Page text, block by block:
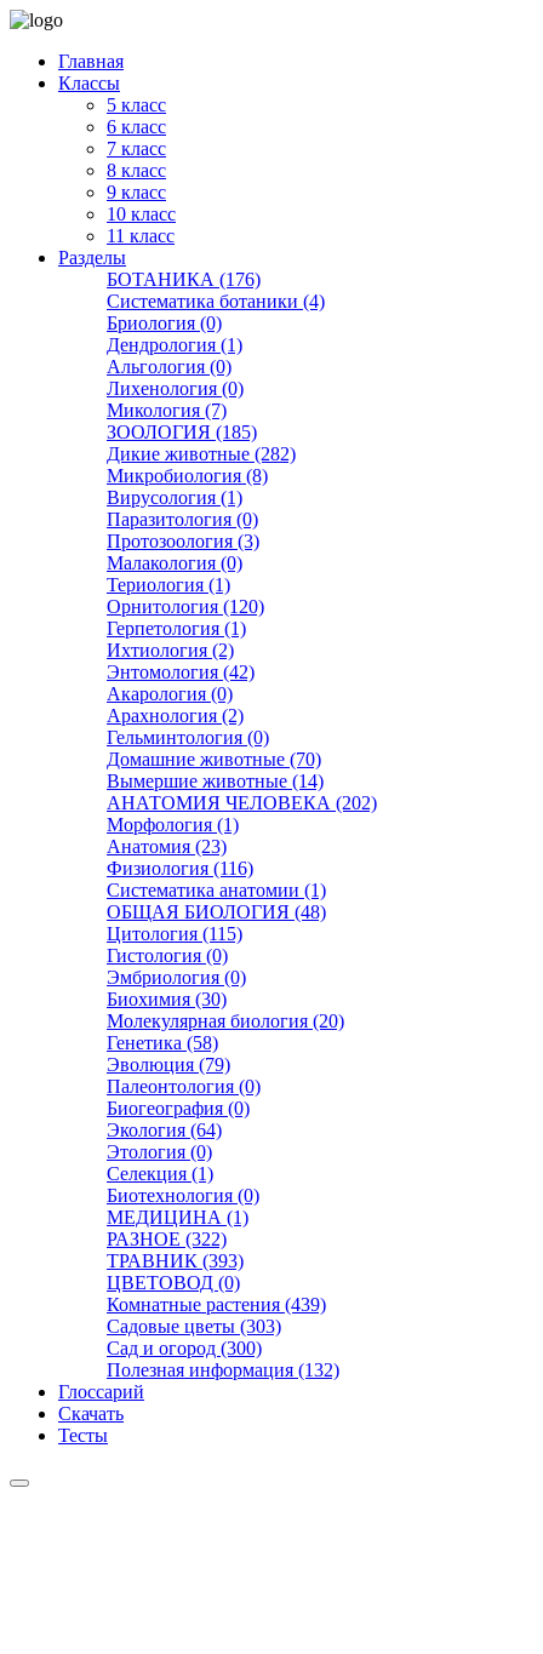
Главная
Классы
5 класс
6 класс
7 класс
8 класс
9 класс
10 класс
11 класс
Разделы
БОТАНИКА (176)
Систематика ботаники (4)
Бриология (0)
Дендрология (1)
Альгология (0)
Лихенология (0)
Микология (7)
ЗООЛОГИЯ (185)
Дикие животные (282)
Микробиология (8)
Вирусология (1)
Паразитология (0)
Протозоология (3)
Малакология (0)
Териология (1)
Орнитология (120)
Герпетология (1)
Ихтиология (2)
Энтомология (42)
Акарология (0)
Арахнология (2)
Гельминтология (0)
Домашние животные (70)
Вымершие животные (14)
АНАТОМИЯ ЧЕЛОВЕКА (202)
Морфология (1)
Анатомия (23)
Физиология (116)
Систематика анатомии (1)
ОБЩАЯ БИОЛОГИЯ (48)
Цитология (115)
Гистология (0)
Эмбриология (0)
Биохимия (30)
Молекулярная биология (20)
Генетика (58)
Эволюция (79)
Палеонтология (0)
Биогеография (0)
Экология (64)
Этология (0)
Селекция (1)
Биотехнология (0)
МЕДИЦИНА (1)
РАЗНОЕ (322)
ТРАВНИК (393)
ЦВЕТОВОД (0)
Комнатные растения (439)
Садовые цветы (303)
Сад и огород (300)
Полезная информация (132)
Глоссарий
Скачать
Тесты